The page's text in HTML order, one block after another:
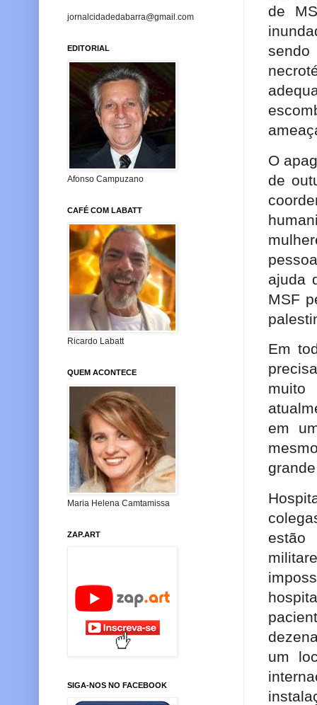
de
O
de
ajuda
MSF
Em
em
estão
um
jornalcidadedabarra@gmail.com
EDITORIAL
Afonso Campuzano
CAFÉ COM LABATT
Ricardo Labatt
QUEM ACONTECE
Maria Helena Camtamissa
ZAP.ART
SIGA-NOS NO FACEBOOK